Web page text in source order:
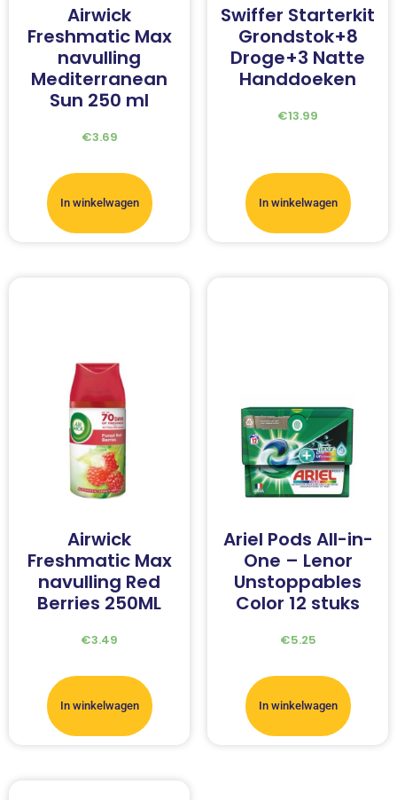
Airwick
Freshmatic Max
navulling
Mediterranean
Sun 250 ml
€3.69
In winkelwagen
Swiffer Starterkit
Grondstok+8
Droge+3 Natte
Handdoeken
€13.99
In winkelwagen
Airwick
Freshmatic Max
navulling Red
Berries 250ML
€3.49
In winkelwagen
Ariel Pods All-in-
One – Lenor
Unstoppables
Color 12 stuks
€5.25
In winkelwagen